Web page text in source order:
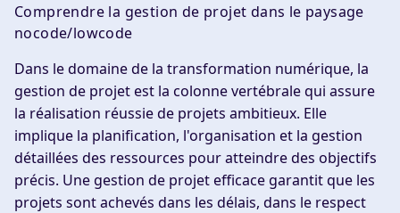
Comprendre la gestion de projet dans le paysage
nocode/lowcode
Dans le domaine de la transformation numérique, la
gestion de projet est la colonne vertébrale qui assure
la réalisation réussie de projets ambitieux. Elle
implique la planification, l'organisation et la gestion
détaillées des ressources pour atteindre des objectifs
précis. Une gestion de projet efficace garantit que les
projets sont achevés dans les délais, dans le respect